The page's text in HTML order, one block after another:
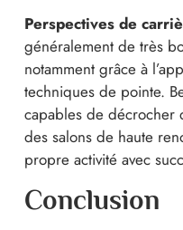
Perspectives de
généralement de très
notamment grâce à
techniques de pointe.
capables de décrocher
des salons de haute
propre activité avec
Conclusion